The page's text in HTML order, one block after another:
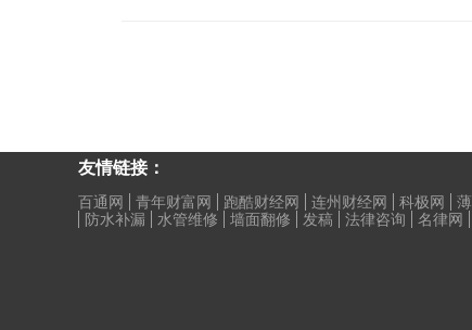
友情链接：
百通网 青年财富网 跑酷财经网 连州财经网 科极网
防水补漏
水管维修 墙面翻修 发稿 法律咨询 名律网